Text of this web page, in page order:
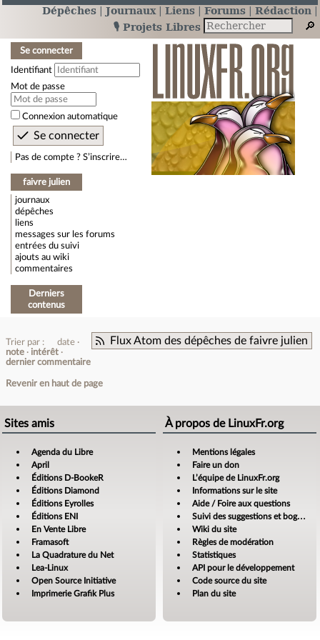
Dépêches Journaux Liens Forums
Rédaction
🎙️ Projets Libres
Se connecter
Identifiant
Mot de passe
Connexion automatique
Pas de compte ? S’inscrire…
faivre julien
journaux
dépêches
liens
messages sur les forums
entrées du suivi
ajouts au wiki
commentaires
Derniers
contenus
Flux Atom des dépêches de faivre julien
Trier par :
date
note
intérêt
dernier commentaire
Revenir en haut de page
Sites amis
Agenda du Libre
April
Éditions D-BookeR
Éditions Diamond
Éditions Eyrolles
Éditions ENI
En Vente Libre
Framasoft
La Quadrature du Net
Lea-Linux
Open Source Initiative
Imprimerie Grafik Plus
À propos de LinuxFr.org
Mentions légales
Faire un don
L’équipe de LinuxFr.org
Informations sur le site
Aide / Foire aux questions
Suivi des suggestions et bogues
Wiki du site
Règles de modération
Statistiques
API pour le développement
Code source du site
Plan du site